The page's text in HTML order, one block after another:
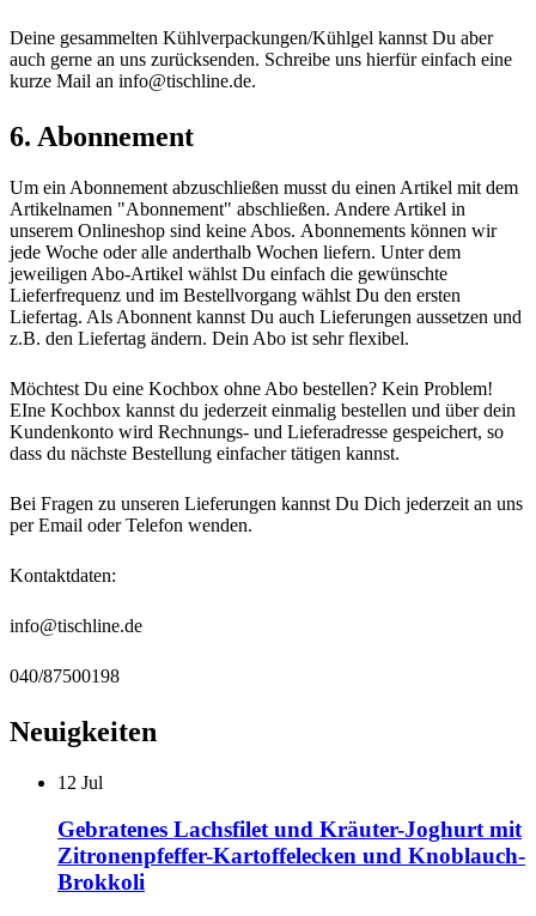
Deine gesammelten Kühlverpackungen/Kühlgel kannst Du aber
auch gerne an uns zurücksenden. Schreibe uns hierfür einfach eine
kurze Mail an info@tischline.de.
6. Abonnement
Um ein Abonnement abzuschließen musst du einen Artikel mit dem
Artikelnamen "Abonnement" abschließen. Andere Artikel in
unserem Onlineshop sind keine Abos. Abonnements können wir
jede Woche oder alle anderthalb Wochen liefern. Unter dem
jeweiligen Abo-Artikel wählst Du einfach die gewünschte
Lieferfrequenz und im Bestellvorgang wählst Du den ersten
Liefertag. Als Abonnent kannst Du auch Lieferungen aussetzen und
z.B. den Liefertag ändern. Dein Abo ist sehr flexibel.
Möchtest Du eine Kochbox ohne Abo bestellen? Kein Problem!
EIne Kochbox kannst du jederzeit einmalig bestellen und über dein
Kundenkonto wird Rechnungs- und Lieferadresse gespeichert, so
dass du nächste Bestellung einfacher tätigen kannst.
Bei Fragen zu unseren Lieferungen kannst Du Dich jederzeit an uns
per Email oder Telefon wenden.
Kontaktdaten:
info@tischline.de
040/87500198
Neuigkeiten
12 Jul
Gebratenes Lachsfilet und Kräuter-Joghurt mit
Zitronenpfeffer-Kartoffelecken und Knoblauch-
Brokkoli